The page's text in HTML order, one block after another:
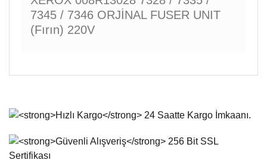
7345 / 7346 ORJİNAL FUSER UNIT
(Fırın) 220V
Bu ürünün fiyat bilgisi, resim, ürün açıklamalarında ve diğer
Görüş ve önerileriniz için teşekkür ederiz.
Ürün resmi kalitesiz, bozuk veya görüntülenemiyor.
Ürün açıklamasında eksik bilgiler bulunuyor.